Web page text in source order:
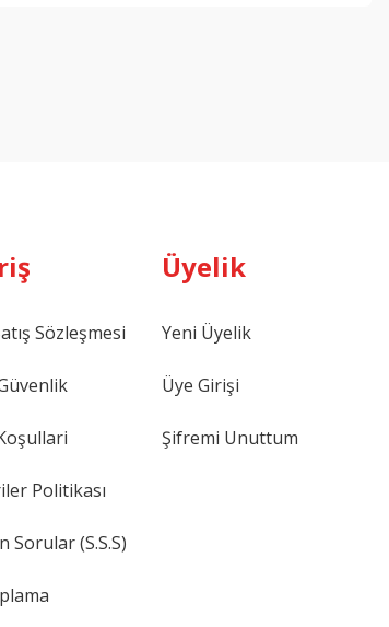
Sözleşmesi
Politikası
Sorular (S.S.S)
Üyelik
Yeni Üyelik
Üye Girişi
Şifremi Unuttum